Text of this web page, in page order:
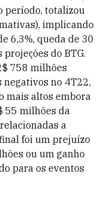
período, totalizou
implicando
6,3%, queda de 30
do BTG.
758 milhões
no 4T22,
mais altos embora
55 milhões da
a
foi um prejuízo
ou um ganho
para os eventos